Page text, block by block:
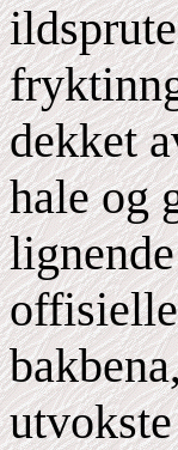
dekket
hale og